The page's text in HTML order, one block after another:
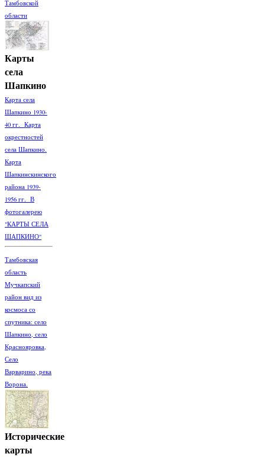
Тамбовской
области
Карты
села
Шапкино
Карта села
Шапкино 1930-
40 гг. Карта
окрестностей
села Шапкино.
Карта
Шапкинскинского
района 1939-
1956 гг. В
фотогалерею
"КАРТЫ СЕЛА
ШАПКИНО"
Тамбовская
область
Мучкапский
район вид из
космоса со
спутника: село
Шапкино, село
Краснояровка,
Село
Варварино, река
Ворона.
Исторические
карты